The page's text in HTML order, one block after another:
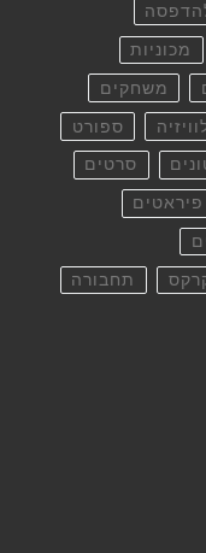
מכוניות
משחקים
ספורט
סרטים
פיראטים
תחבורה